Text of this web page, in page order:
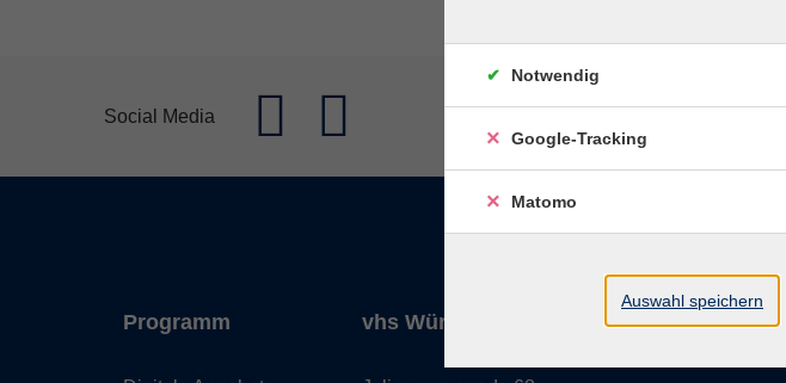
Social Media Impressum AGBs
Programm vhs Würzburg & Umgebung e. V.
Notwendig
Google-Tracking
Matomo
Auswahl speichern